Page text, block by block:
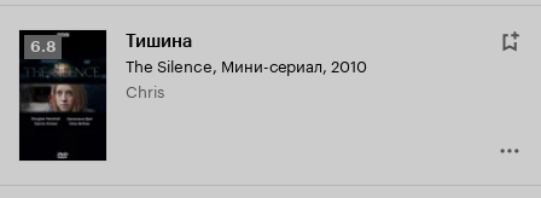
Рейтинг
Кинопоиска
6.8
6.8 Тишина
The Silence, Мини-сериал, 2010
Chris